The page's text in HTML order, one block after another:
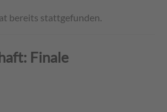
bereits stattgefunden.
Finale